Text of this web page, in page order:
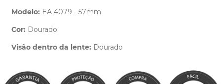
Modelo: EA 4079 - 57mm
Cor: Dourado
Visão dentro da lente: Dourado